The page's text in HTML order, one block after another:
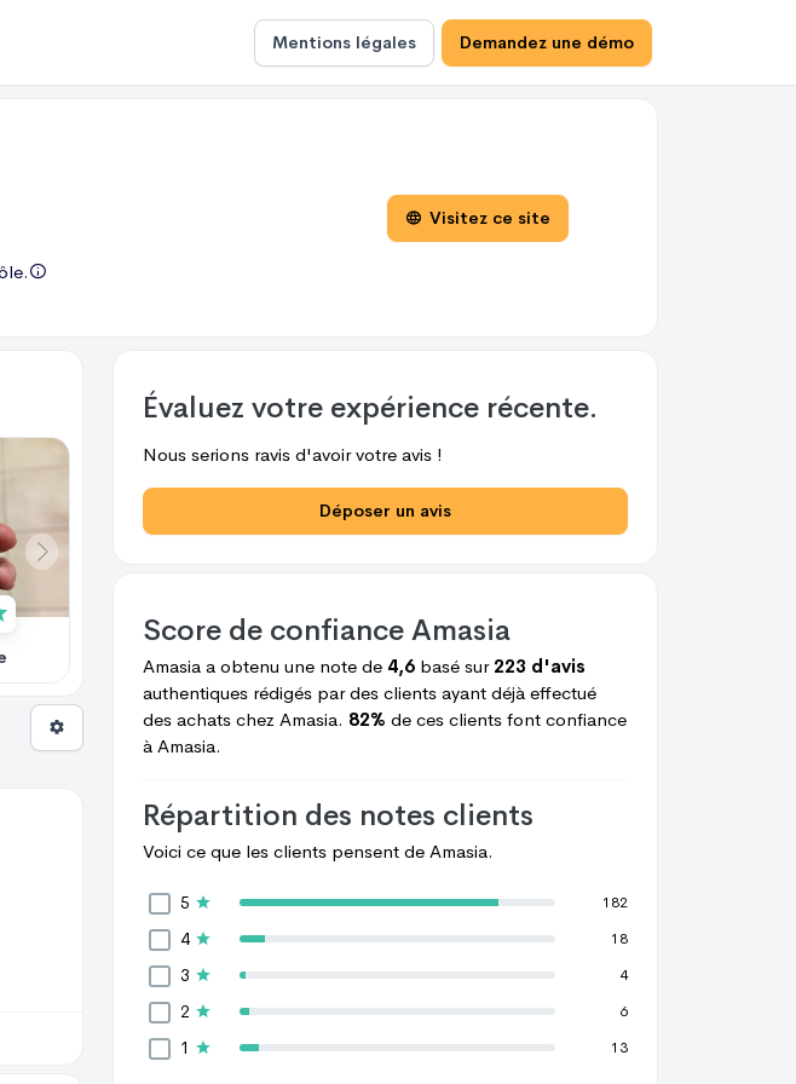
Mentions légales Demandez une démo
Visitez ce site
Évaluez votre expérience récente.
Nous serions ravis d'avoir votre avis !
Déposer un avis
Score de confiance Amasia
Amasia a obtenu une note de 4,6 basé sur 223 d'avis
authentiques rédigés par des clients ayant déjà effectué
des achats chez Amasia. 82% de ces clients font confiance
à Amasia.
Répartition des notes clients
Voici ce que les clients pensent de Amasia.
5 182
4 18
3 4
2 6
1 13